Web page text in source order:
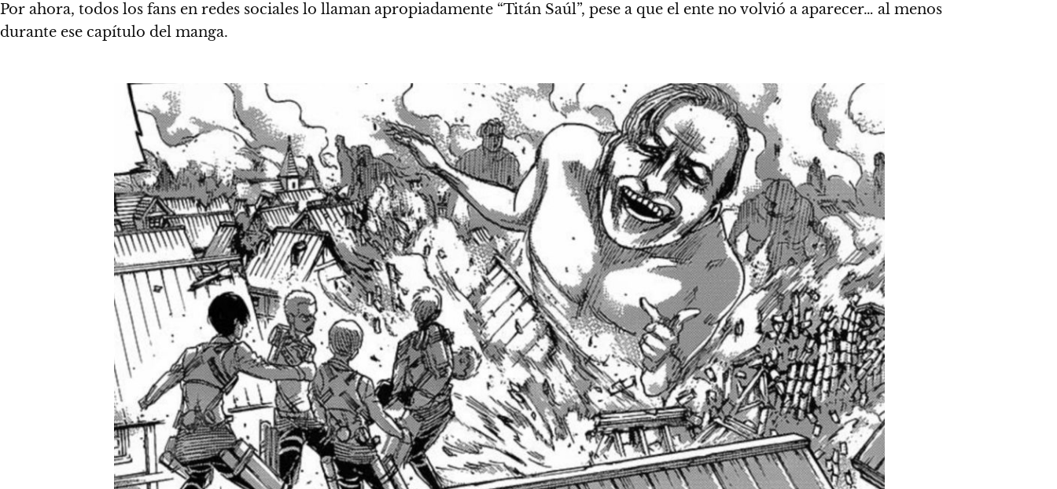
Por ahora, todos los fans en redes sociales lo llaman apropiadamente “Titán Saúl”, pese a que el ente no volvió a aparecer… al menos
durante ese capítulo del manga.